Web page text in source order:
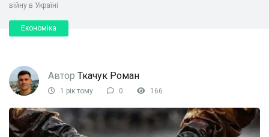
війну в Україні
Економіка
Автор Ткачук Роман
1 рік тому 0 166